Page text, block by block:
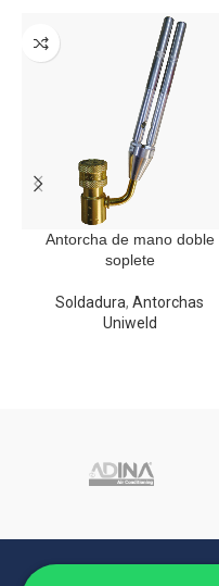
Antorcha de mano doble
soplete
Soldadura, Antorchas
Uniweld